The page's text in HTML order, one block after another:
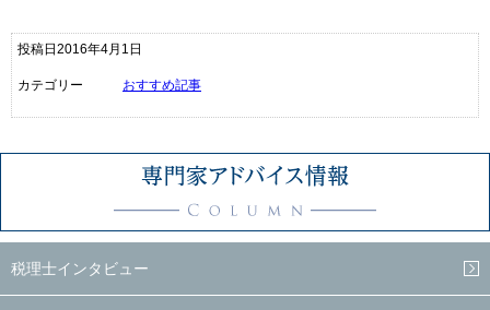
投稿日2016年4月1日
カテゴリー おすすめ記事
税理士インタビュー